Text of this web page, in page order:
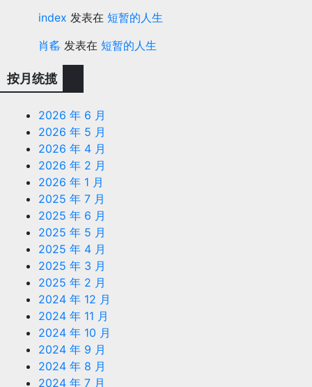
index 发表在 短暂的人生
肖䍃 发表在 短暂的人生
按月统揽
2026 年 6 月
2026 年 5 月
2026 年 4 月
2026 年 2 月
2026 年 1 月
2025 年 7 月
2025 年 6 月
2025 年 5 月
2025 年 4 月
2025 年 3 月
2025 年 2 月
2024 年 12 月
2024 年 11 月
2024 年 10 月
2024 年 9 月
2024 年 8 月
2024 年 7 月